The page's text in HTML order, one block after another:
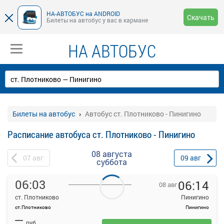
НА-АВТОБУС на ANDROID
Билеты на автобус у вас в кармане
Скачать
НА АВТОБУС
Билеты на автобус Автобус ст. Плотниково - Пинигино
Расписание автобуса ст. Плотниково - Пинигино
07 авг 08 августа
суббота 09 авг
06:03
ст. Плотниково
ст.Плотниково
08 авг06:14
Пинигино
Пинигино
—
На данной странице вы можете ознакомиться с расписанием и
купить билет онлайн на автобус ст. Плотниково - Пинигино.